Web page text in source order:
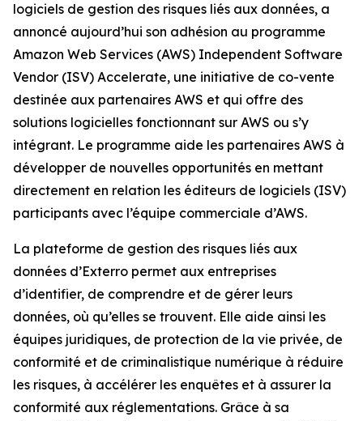
logiciels de gestion des risques liés aux données, a
annoncé aujourd’hui son adhésion au programme
Amazon Web Services (AWS) Independent Software
Vendor (ISV) Accelerate, une initiative de co-vente
destinée aux partenaires AWS et qui offre des
solutions logicielles fonctionnant sur AWS ou s’y
intégrant. Le programme aide les partenaires AWS à
développer de nouvelles opportunités en mettant
directement en relation les éditeurs de logiciels (ISV)
participants avec l’équipe commerciale d’AWS.
La plateforme de gestion des risques liés aux
données d’Exterro permet aux entreprises
d’identifier, de comprendre et de gérer leurs
données, où qu’elles se trouvent. Elle aide ainsi les
équipes juridiques, de protection de la vie privée, de
conformité et de criminalistique numérique à réduire
les risques, à accélérer les enquêtes et à assurer la
conformité aux réglementations. Grâce à sa